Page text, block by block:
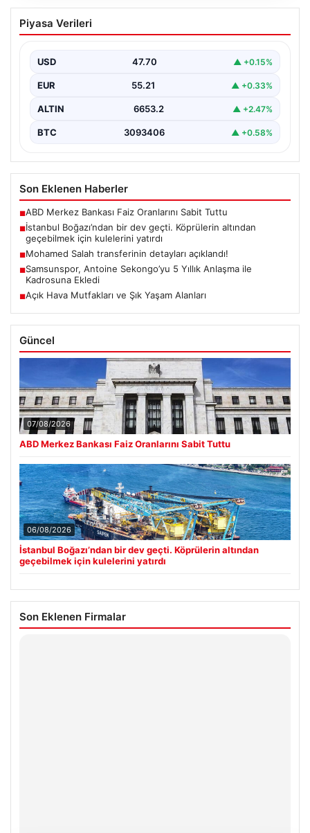
İstanbul Boğazı’ndan bir dev geçti.
Köprülerin altından geçebilmek için
Piyasa Verileri
USD 47.70 ▲ +0.15%
EUR 55.21 ▲ +0.33%
ALTIN 6653.2 ▲ +2.47%
BTC 3093406 ▲ +0.58%
Son Eklenen Haberler
■ABD Merkez Bankası Faiz Oranlarını Sabit Tuttu
■İstanbul Boğazı’ndan bir dev geçti. Köprülerin altından
geçebilmek için kulelerini yatırdı
■Mohamed Salah transferinin detayları açıklandı!
■Samsunspor, Antoine Sekongo’yu 5 Yıllık Anlaşma ile
Kadrosuna Ekledi
■Açık Hava Mutfakları ve Şık Yaşam Alanları
Güncel
07/08/2026
ABD Merkez Bankası Faiz Oranlarını Sabit Tuttu
06/08/2026
İstanbul Boğazı’ndan bir dev geçti. Köprülerin altından
geçebilmek için kulelerini yatırdı
Son Eklenen Firmalar